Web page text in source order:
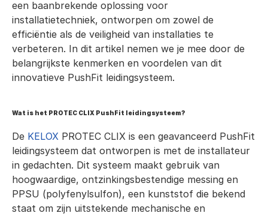
een baanbrekende oplossing voor
installatietechniek, ontworpen om zowel de
efficiëntie als de veiligheid van installaties te
verbeteren. In dit artikel nemen we je mee door de
belangrijkste kenmerken en voordelen van dit
innovatieve PushFit leidingsysteem.
Wat is het PROTEC CLIX PushFit leidingsysteem?
De KELOX PROTEC CLIX is een geavanceerd PushFit
leidingsysteem dat ontworpen is met de installateur
in gedachten. Dit systeem maakt gebruik van
hoogwaardige, ontzinkingsbestendige messing en
PPSU (polyfenylsulfon), een kunststof die bekend
staat om zijn uitstekende mechanische en